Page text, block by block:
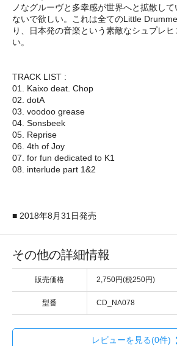
ノなグルーヴと多幸感が世界へと拡散し
ないで欲しい。これは全てのLittle
り、日本発の音楽という素敵なシュプレ
い。
TRACK LIST :
01. Kaixo deat. Chop
02. dotA
03. voodoo grease
04. Sonsbeek
05. Reprise
06. 4th of Joy
07. for fun dedicated to K1
08. interlude part 1&2
■ 2018年8月31日発売
その他の詳細情報
販売価格 2,750円(税250円)
型番 CD_NA078
レビューを見る(0件)